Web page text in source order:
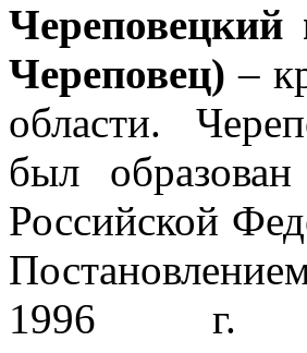
Череповецкий
Череповец) –
области.
был
Российской
1996 г.